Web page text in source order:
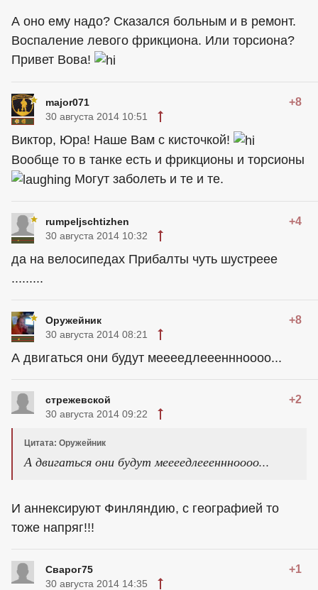
А оно ему надо? Сказался больным и в ремонт.
Воспаление левого фрикциона. Или торсиона?
Привет Вова!
major071 +8
30 августа 2014 10:51
Виктор, Юра! Наше Вам с кисточкой!
Вообще то в танке есть и фрикционы и торсионы
Могут заболеть и те и те.
rumpeljschtizhen +4
30 августа 2014 10:32
да на велосипедах Прибалты чуть шустреее
.........
Оружейник +8
30 августа 2014 08:21
А двигаться они будут меееедлеееннноооо...
стрежевской +2
30 августа 2014 09:22
Цитата: Оружейник
А двигаться они будут меееедлеееннноооо...
И аннексируют Финляндию, с географией то
тоже напряг!!!
Сварог75 +1
30 августа 2014 14:35